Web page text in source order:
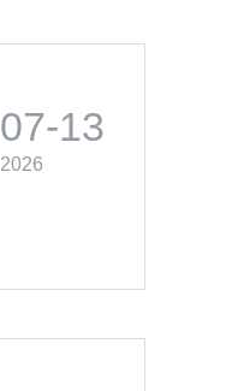
07-13
2026